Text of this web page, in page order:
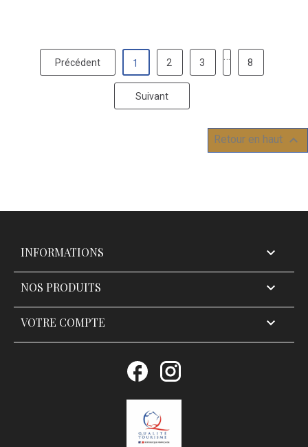
Précédent 1 2 3 … 8
Suivant
Retour en haut 
INFORMATIONS 
NOS PRODUITS 
VOTRE COMPTE 
Facebook